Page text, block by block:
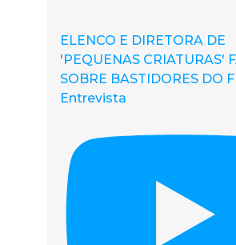
ELENCO E DIRETORA DE
'PEQUENAS CRIATURAS'
SOBRE BASTIDORES DO
Entrevista